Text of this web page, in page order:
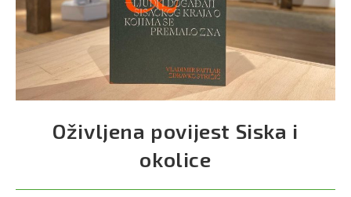
Oživljena povijest Siska i
okolice